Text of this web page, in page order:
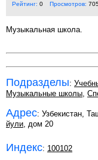
Рейтинг: 0 Просмотров:
Музыкальная школа.
Подразделы:
Музыкальные школы,
Адрес: Узбекистан,
йули, дом 20
Индекс: 100102